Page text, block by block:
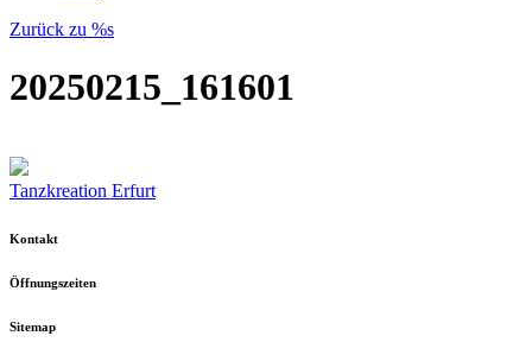
Zurück zu %s
20250215_161601
Tanzkreation Erfurt
Kontakt
Öffnungszeiten
Sitemap